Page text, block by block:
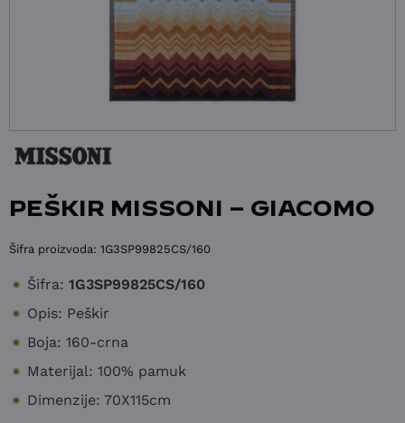
PEŠKIR MISSONI – GIACOMO
Šifra proizvoda: 1G3SP99825CS/160
Šifra: 1G3SP99825CS/160
Opis: Peškir
Boja: 160-crna
Materijal: 100% pamuk
Dimenzije: 70X115cm